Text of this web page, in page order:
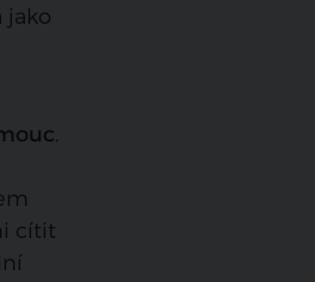
jako
.
cítit